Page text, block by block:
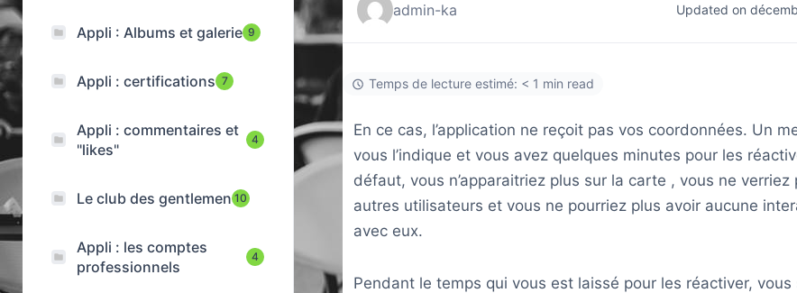
Appli : Albums et galerie 9
Appli : certifications 7
Appli : commentaires et
"likes"
4
Le club des gentlemen 10
Appli : les comptes
professionnels
4
admin-ka Updated on
Temps de lecture estimé: < 1 min read
En ce cas, l’application ne reçoit pas vos coordonnées. Un
vous l’indique et vous avez quelques minutes pour les
défaut, vous n’apparaitriez plus sur la carte , vous ne verriez
autres utilisateurs et vous ne pourriez plus avoir aucune
avec eux.
Pendant le temps qui vous est laissé pour les réactiver, vous